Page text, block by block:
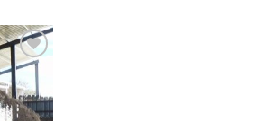
Ajouter
à la liste
de
souhaits